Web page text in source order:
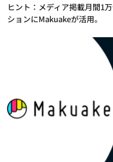
ヒント：メディア掲載月間1
ションにMakuakeが活用。